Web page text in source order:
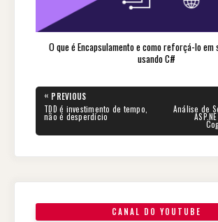
O que é Encapsulamento e como reforçá-lo em
usando C#
Navegação
de
Post
« PREVIOUS
PREVIOUS
POST:
TDD é investimento de tempo,
não é desperdício
NEXT
POST:
Análise de
CANAL DO YOUTUBE